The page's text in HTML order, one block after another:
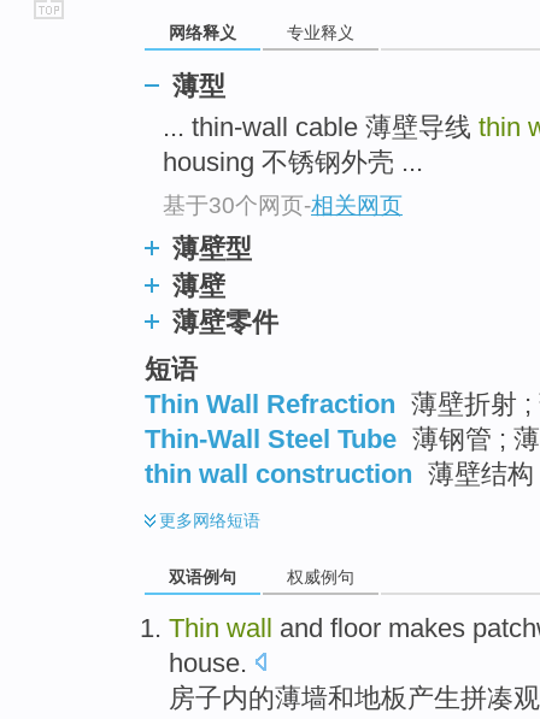
网络释义 专业释义
薄型
... thin-wall cable 薄壁导线 thin
housing 不锈钢外壳 ...
基于30个网页-相关网页
薄壁型
薄壁
薄壁零件
短语
Thin Wall Refraction 薄壁折射 ;
Thin-Wall Steel Tube 薄钢管 ;
thin wall construction 薄壁结构
更多网络短语
双语例句 权威例句
Thin wall and floor makes
house.
房子内的薄墙和地板 产生拼凑